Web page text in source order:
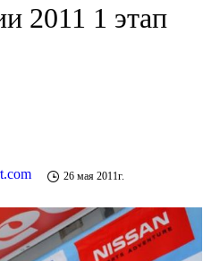
2011 1 этап
26 мая 2011г.